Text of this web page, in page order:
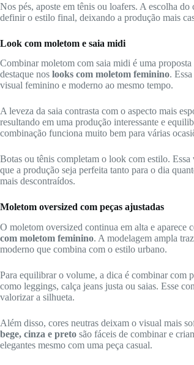
Nos pés, aposte em tênis ou loafers. A escolha do
definir o estilo final, deixando a produção mais
Look com moletom e saia midi
Combinar moletom com saia midi é uma
destaque nos looks com moletom feminino.
visual feminino e moderno ao mesmo tempo.
A leveza da saia contrasta com o aspecto mais
resultando em uma produção interessante e
combinação funciona muito bem para várias
Botas ou tênis completam o look com estilo.
que a produção seja perfeita tanto para o dia
mais descontraídos.
Moletom oversized com peças ajustadas
O moletom oversized continua em alta e aparece
com moletom feminino. A modelagem ampla
moderno que combina com o estilo urbano.
Para equilibrar o volume, a dica é combinar com
como leggings, calça jeans justa ou saias. Esse
valorizar a silhueta.
Além disso, cores neutras deixam o visual mais
bege, cinza e preto são fáceis de combinar e
elegantes mesmo com uma peça casual.